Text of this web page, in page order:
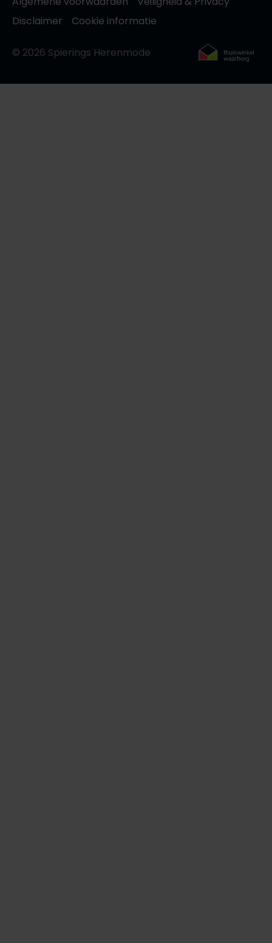
Disclaimer
Cookie informatie
© 2026 Spierings Herenmode